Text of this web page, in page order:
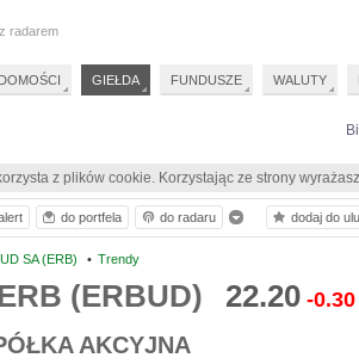
z plików cookie. Korzystając ze strony
SA (ERB) • Trendy
(ERBUD) 22.20 -0.30
AKCYJNA
do portfela do radaru dodaj do
radarem
GIEŁDA FUNDUSZE WALUTY